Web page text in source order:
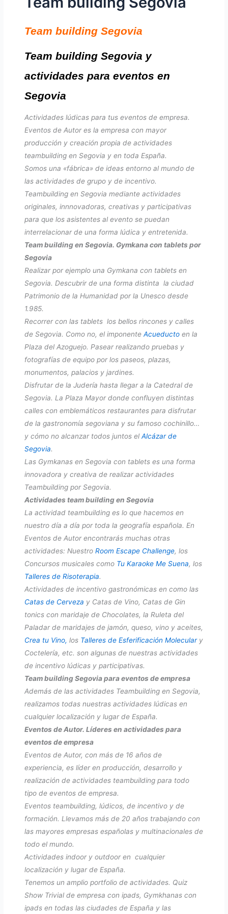
Team building Segovia
Team building Segovia y
actividades para eventos en
Segovia
Actividades lúdicas para tus eventos de empresa.
Eventos de Autor es la empresa con mayor
producción y creación propia de actividades
teambuilding en Segovia y en toda España.
Somos una «fábrica» de ideas entorno al mundo de
las actividades de grupo y de incentivo.
Teambuilding en Segovia mediante actividades
originales, innnovadoras, creativas y participativas
para que los asistentes al evento se puedan
interrelacionar de una forma lúdica y entretenida.
Team building en Segovia. Gymkana con tablets por
Segovia
Realizar por ejemplo una Gymkana con tablets en
Segovia. Descubrir de una forma distinta la ciudad
Patrimonio de la Humanidad por la Unesco desde
1.985.
Recorrer con las tablets los bellos rincones y calles
de Segovia. Como no, el imponenteAcueducto en la
Plaza del Azoguejo. Pasear realizando pruebas y
fotografías de equipo por los paseos, plazas,
monumentos, palacios y jardines.
Disfrutar de la Judería hasta llegar a la Catedral de
Segovia. La Plaza Mayor donde confluyen distintas
calles con emblemáticos restaurantes para disfrutar
de la gastronomía segoviana y su famoso cochinillo…
y cómo no alcanzar todos juntos elAlcázar de
Segovia.
Las Gymkanas en Segovia con tablets es una forma
innovadora y creativa de realizar actividades
Teambuilding por Segovia.
Actividades team building en Segovia
La actividad teambuilding es lo que hacemos en
nuestro día a día por toda la geografía española. En
Eventos de Autor encontrarás muchas otras
actividades: NuestroRoom Escape Challenge, los
Concursos musicales como Tu Karaoke Me Suena, los
Talleres de Risoterapia.
Actividades de incentivo gastronómicas en como las
Catas de Cerveza y Catas de Vino, Catas de Gin
tonics con maridaje de Chocolates, la Ruleta del
Paladar de maridajes de jamón, queso, vino y aceites,
Crea tu Vino, los Talleres de Esferificación Moleculary
Coctelería, etc. son algunas de nuestras actividades
de incentivo lúdicas y participativas.
Team building Segovia para eventos de empresa
Además de las actividades Teambuilding en Segovia,
realizamos todas nuestras actividades lúdicas en
cualquier localización y lugar de España.
Eventos de Autor. Líderes en actividades para
eventos de empresa
Eventos de Autor, con más de 16 años de
experiencia, es líder en producción, desarrollo y
realización de actividades teambuilding para todo
tipo de eventos de empresa.
Eventos teambuilding, lúdicos, de incentivo y de
formación. Llevamos más de 20 años trabajando con
las mayores empresas españolas y multinacionales de
todo el mundo.
Actividades indoor y outdoor en cualquier
localización y lugar de España.
Tenemos un amplio portfolio de actividades. Quiz
Show Trivial de empresa con ipads, Gymkhanas con
ipads en todas las ciudades de España y las